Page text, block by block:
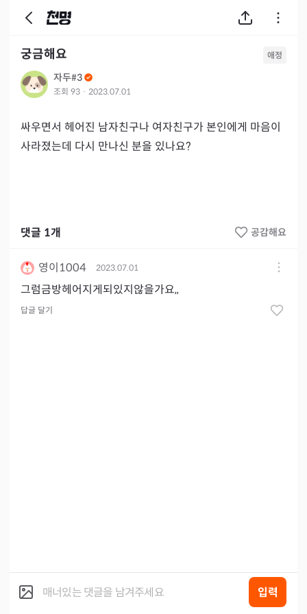
궁금해요 애정
자두#3
조회 93 · 2023.07.01
싸우면서 헤어진 남자친구나 여자친구가 본인에게 마음이
사라졌는데 다시 만나신 분을 있나요?
댓글 1개 공감해요
영이1004 2023.07.01
그럼금방헤어지게되있지않을가요,,
답글 달기
입력